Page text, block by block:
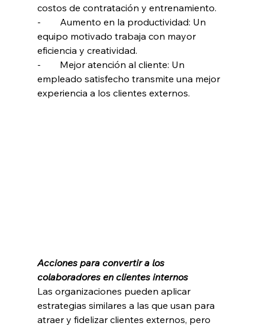
costos de contratación y entrenamiento.
-        Aumento en la productividad: Un
equipo motivado trabaja con mayor
eficiencia y creatividad.
-        Mejor atención al cliente: Un
empleado satisfecho transmite una mejor
experiencia a los clientes externos.
Acciones para convertir a los
colaboradores en clientes internos
Las organizaciones pueden aplicar
estrategias similares a las que usan para
atraer y fidelizar clientes externos, pero